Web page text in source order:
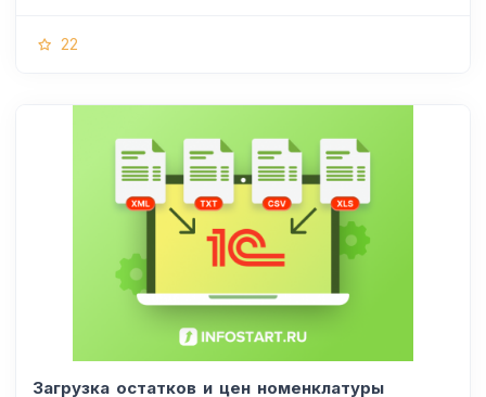
22
Загрузка остатков и цен номенклатуры